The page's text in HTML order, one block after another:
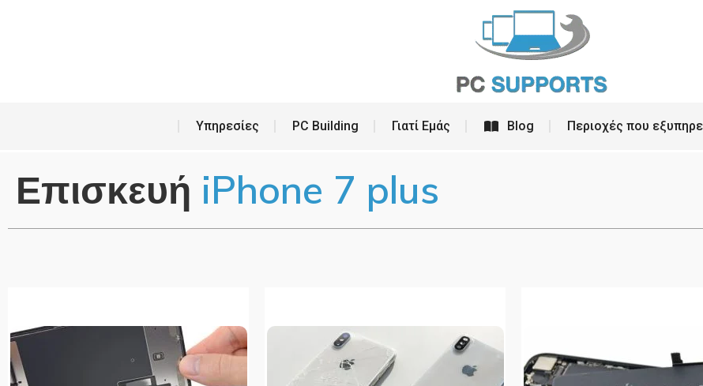
Υπηρεσίες PC Building Γιατί Εμάς Blog Περιοχές που
Επισκευή iPhone 7 plus
PC Building Γιατί Εμάς